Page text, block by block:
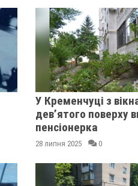
У Кременчуці з
дев’ятого поверху
пенсіонерка
28 липня 2025 0